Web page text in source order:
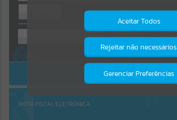
Por favor, aguarde...
OU
Cadastre-se|Recuperar Senha
ACESSAR SEM LOGIN
NOTA FISCAL ELETRÔNICA
Aceitar Todos
Rejeitar não necessários
Gerenciar Preferências
Isto significa que diversos recursos
providenciados poderão não estar